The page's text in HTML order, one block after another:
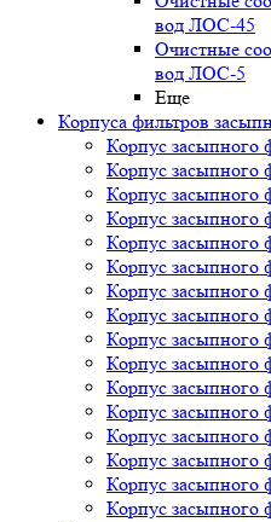
вод ЛОС-45
Очистные
вод ЛОС-5
Еще
Корпуса фильтров
Корпус засыпного
Корпус засыпного
Корпус засыпного
Корпус засыпного
Корпус засыпного
Корпус засыпного
Корпус засыпного
Корпус засыпного
Корпус засыпного
Корпус засыпного
Корпус засыпного
Корпус засыпного
Корпус засыпного
Корпус засыпного
Корпус засыпного
Корпус засыпного